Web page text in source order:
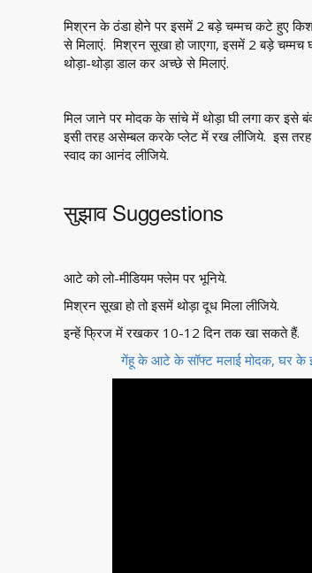
मिश्रन के ठंडा होने पर इसमें 2 बड़े चम्मच कटे हुए
से मिलाएं. मिश्रन सूखा हो जाएगा, इसमें 2 बड़े
थोड़ा-थोड़ा डाल कर अच्छे से मिलाएं.
मिल जाने पर मोदक के सांचे में थोड़ा घी लगा कर
इसी तरह असेम्बल करके प्लेट में रख लीजिये. इस
स्वाद का आनंद लीजिये.
सुझाव Suggestions
आटे को लो-मीडियम फ्लेम पर भूनिये.
मिश्रन सूखा हो तो इसमें थोड़ा दूध मिला लीजिये.
इन्हें फ्रिज में रखकर 10-12 दिन तक खा सकते हैं.
गेंहू के आटे के सॉफ्ट मलाई मोदक, घर